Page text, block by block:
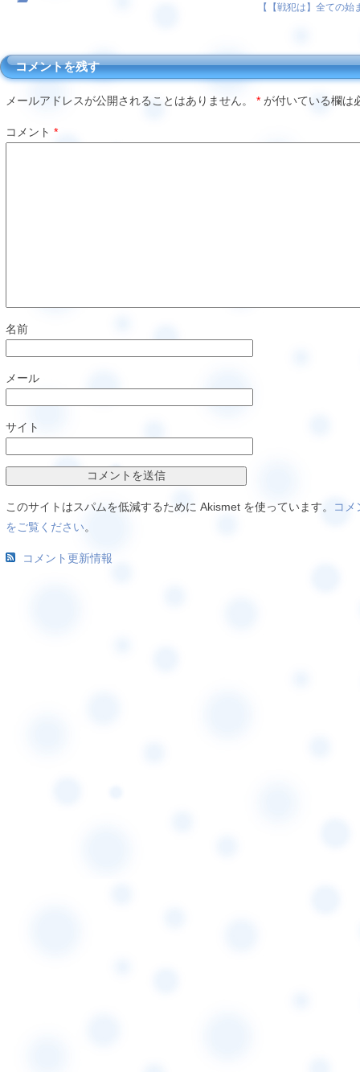
【 【戦犯は】全ての
コメントを残す
メールアドレスが公開されることはありません。 * が付いている欄は
コメント *
名前
メール
サイト
このサイトはスパムを低減するために Akismet を使っています。
コメ
をご覧ください。
コメント更新情報